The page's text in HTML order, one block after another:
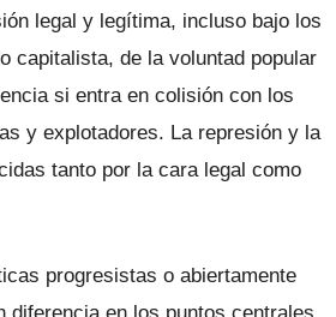
legal y legítima, incluso bajo los
capitalista, de la voluntad popular
si entra en colisión con los
y explotadores. La represión y la
tanto por la cara legal como
progresistas o abiertamente